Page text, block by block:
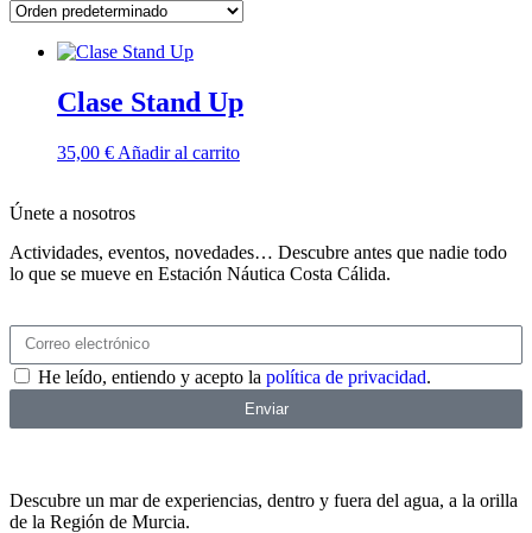
Clase Stand Up
35,00 € Añadir al carrito
Únete a nosotros
Actividades, eventos, novedades… Descubre antes que nadie todo
lo que se mueve en Estación Náutica Costa Cálida.
He leído, entiendo y acepto la política de privacidad.
Enviar
Descubre un mar de experiencias, dentro y fuera del agua, a la orilla
de la Región de Murcia.